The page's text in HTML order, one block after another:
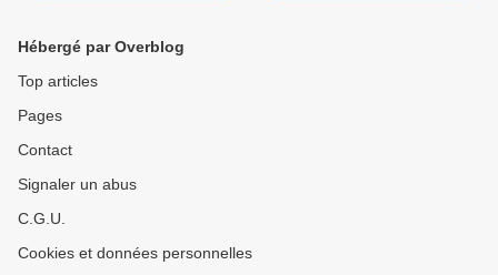
Hébergé par Overblog
Top articles
Pages
Contact
Signaler un abus
C.G.U.
Cookies et données personnelles